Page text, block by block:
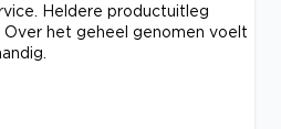
Heldere productuitleg
het geheel genomen voelt